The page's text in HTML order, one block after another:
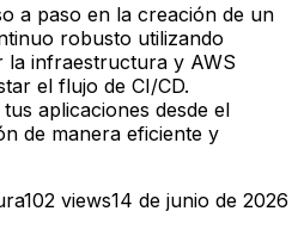
a paso en la creación de un
robusto utilizando
la infraestructura y AWS
el flujo de CI/CD.
aplicaciones desde el
de manera eficiente y
102 views14 de junio de 2026